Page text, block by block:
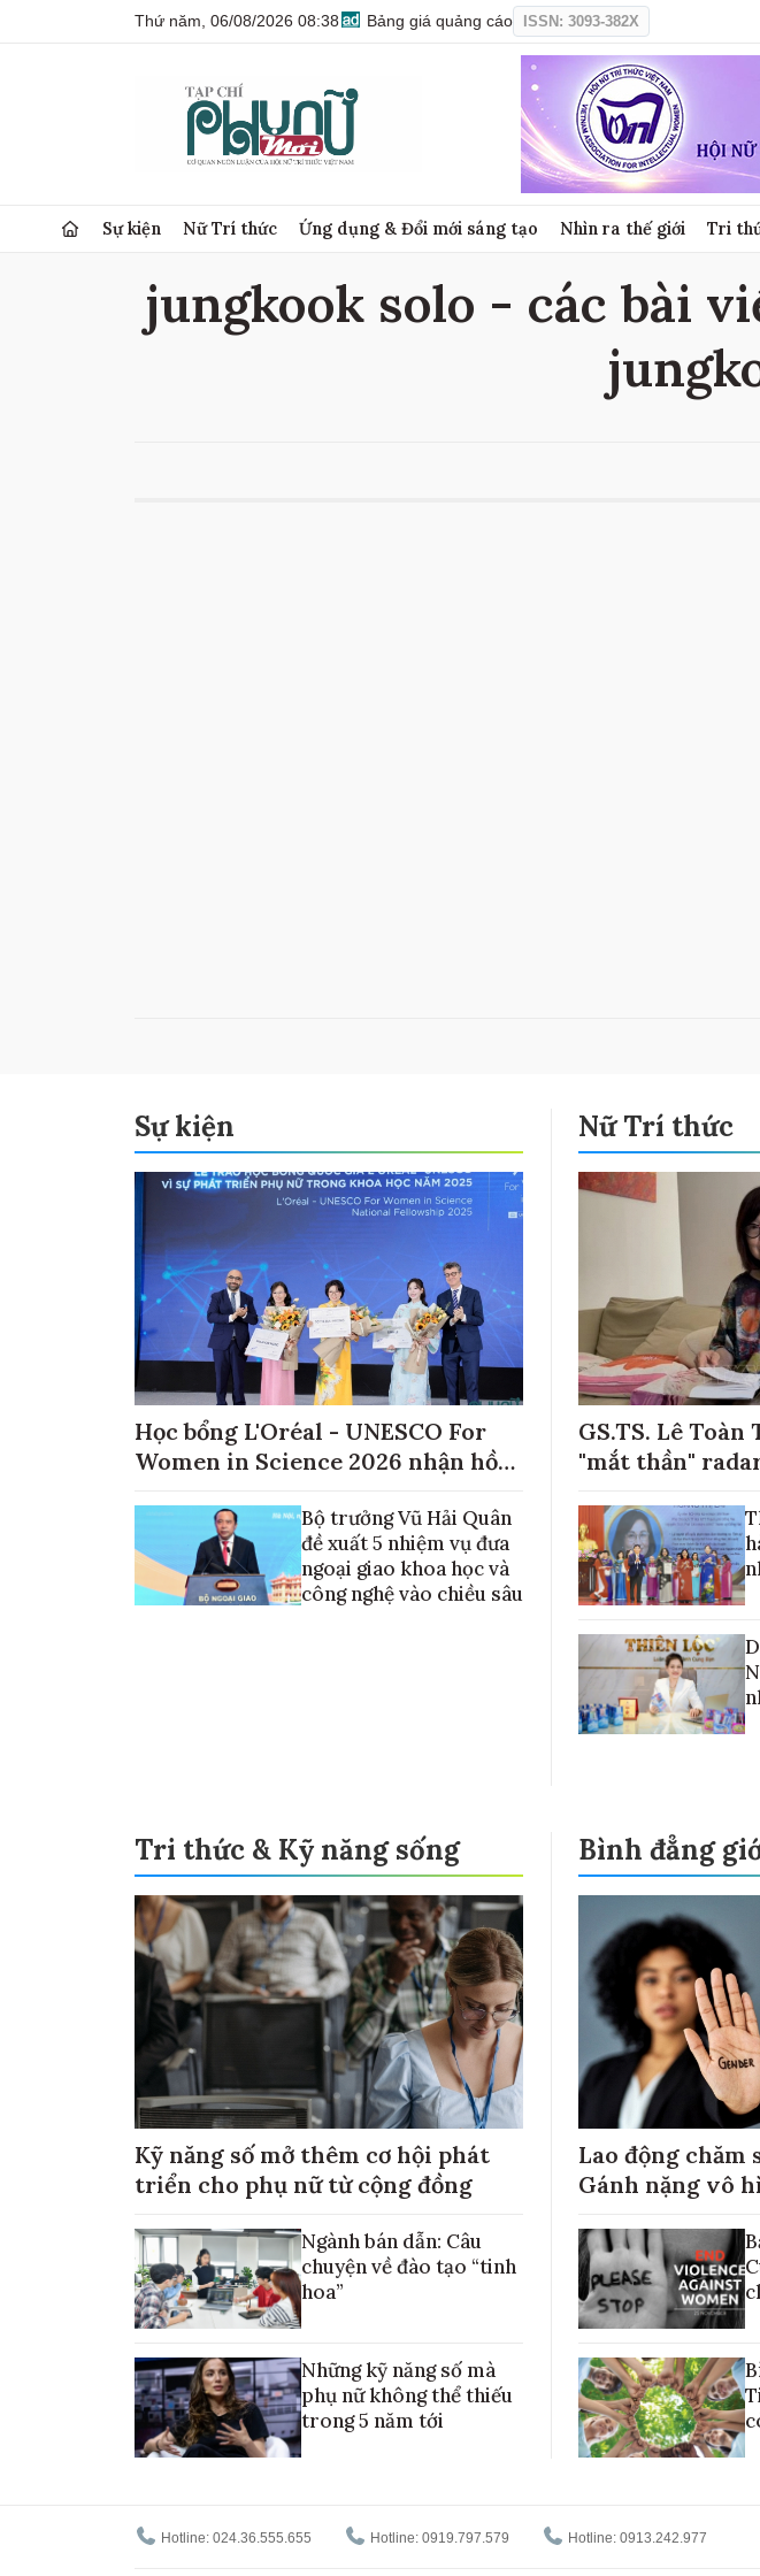
Thứ năm, 06/08/2026 08:38 Bảng giá quảng cáo ISSN: 3093-382X
Sự kiện Nữ Trí thức Ứng dụng & Đổi mới sáng tạo Nhìn ra thế giới Tri
jungkook solo - các bài
Sự kiện
Học bổng L'Oréal - UNESCO For
Women in Science 2026 nhận hồ
Bộ trưởng Vũ Hải Quân
đề xuất 5 nhiệm vụ đưa
ngoại giao khoa học và
công nghệ vào chiều sâu
Nữ Trí thức
GS.TS. Lê Toàn
"mắt thần"
Tri thức & Kỹ năng sống
Kỹ năng số mở thêm cơ hội phát
triển cho phụ nữ từ cộng đồng
Ngành bán dẫn: Câu
chuyện về đào tạo “tinh
hoa”
Những kỹ năng số mà
phụ nữ không thể thiếu
trong 5 năm tới
Bình đẳng
Lao động chăm
Gánh nặng vô
Hotline: 024.36.555.655 Hotline: 0919.797.579 Hotline: 0913.242.977